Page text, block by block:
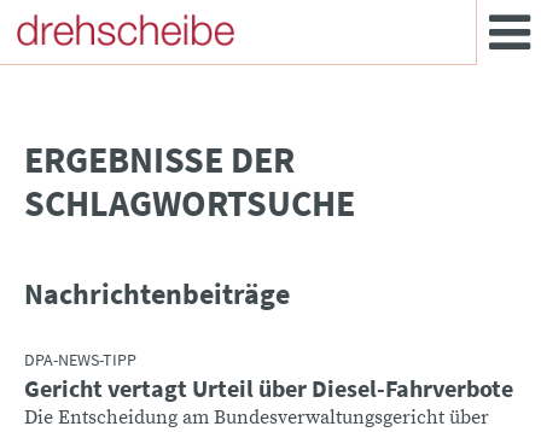
­ERGEBNISSE DER
SCHLAGWORTSUCHE
Nachrichtenbeiträge
DPA-NEWS-TIPP
Gericht vertagt Urteil über Diesel-Fahrverbote
Die Entscheidung am Bundesverwaltungsgericht über